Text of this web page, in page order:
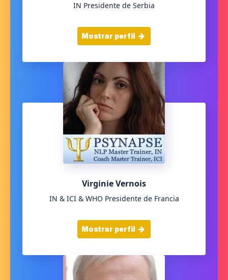
IN Presidente de Serbia
Mostrar perfil
Virginie Vernois
IN & ICI & WHO Presidente de Francia
Mostrar perfil